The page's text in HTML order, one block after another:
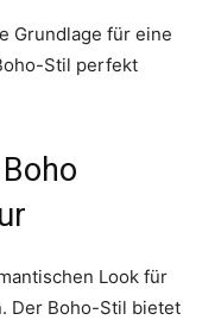
Grundlage für eine
Stil perfekt
Look für
Der Boho-Stil bietet